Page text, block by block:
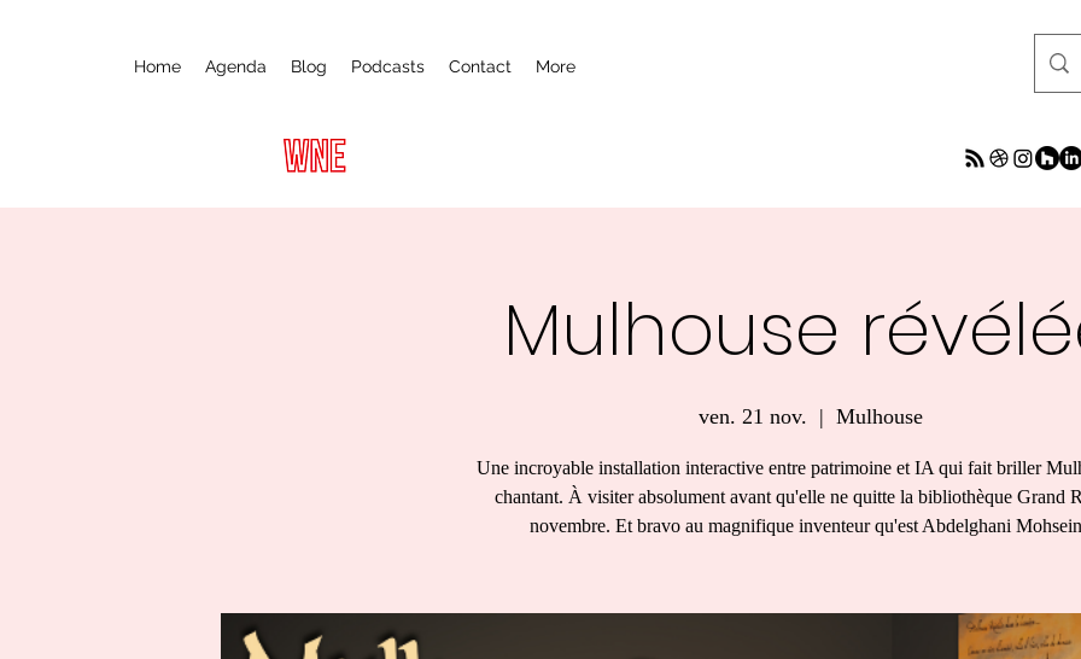
Home Agenda Blog Podcasts Contact More
Mulhouse
ven. 21 nov.
  |
Mulhouse
Une incroyable installation interactive entre patrimoine et IA qui fait briller
chantant. À visiter absolument avant qu'elle ne quitte la bibliothèque Grand
novembre. Et bravo au magnifique inventeur qu'est Abdelghani